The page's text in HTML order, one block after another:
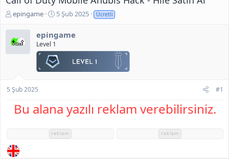
K
n
u
b
i
epingame
B
ş
l
a
n
g
a
r
h
i
5 Şub 2025 Ücretli
epingame
Level 1
5 Şub 2025 #1
Bu alana yazılı reklam verebilirsiniz.
reklam reklam